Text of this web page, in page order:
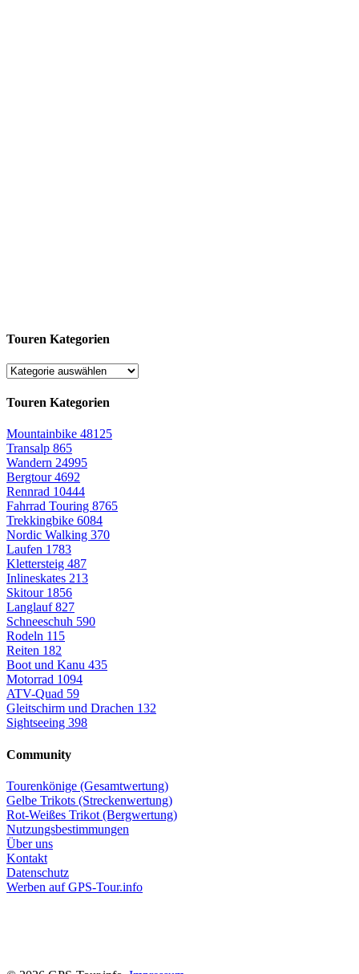
Touren Kategorien
Touren Kategorien
Mountainbike 48125
Transalp 865
Wandern 24995
Bergtour4692
Rennrad 10444
Fahrrad Touring 8765
Trekkingbike 6084
Nordic Walking 370
Laufen 1783
Klettersteig 487
Inlineskates 213
Skitour 1856
Langlauf827
Schneeschuh 590
Rodeln 115
Reiten 182
Boot und Kanu 435
Motorrad 1094
ATV-Quad 59
Gleitschirm und Drachen 132
Sightseeing 398
Community
Tourenkönige (Gesamtwertung)
Gelbe Trikots (Streckenwertung)
Rot-Weißes Trikot (Bergwertung)
Nutzungsbestimmungen
Über uns
Kontakt
Datenschutz
Werben auf GPS-Tour.info